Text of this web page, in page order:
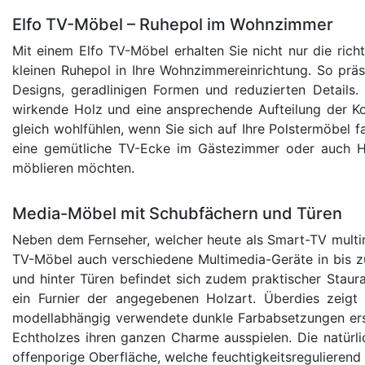
Elfo TV-Möbel – Ruhepol im Wohnzimmer
Mit einem Elfo TV-Möbel erhalten Sie nicht nur die
kleinen Ruhepol in Ihre Wohnzimmereinrichtung. So
Designs, geradlinigen Formen und reduzierten
wirkende Holz und eine ansprechende Aufteilung der
gleich wohlfühlen, wenn Sie sich auf Ihre Polstermöbel
eine gemütliche TV-Ecke im Gästezimmer oder
möblieren möchten.
Media-Möbel mit Schubfächern und Türen
Neben dem Fernseher, welcher heute als Smart-TV
TV-Möbel auch verschiedene Multimedia-Geräte in bis
und hinter Türen befindet sich zudem praktischer
ein Furnier der angegebenen Holzart. Überdies
modellabhängig verwendete dunkle Farbabsetzungen
Echtholzes ihren ganzen Charme ausspielen. Die
offenporige Oberfläche, welche